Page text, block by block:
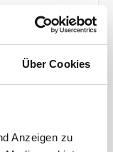
Über Cookies
Anzeigen zu